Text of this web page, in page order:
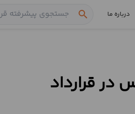
درباره ما search
در قرارداد